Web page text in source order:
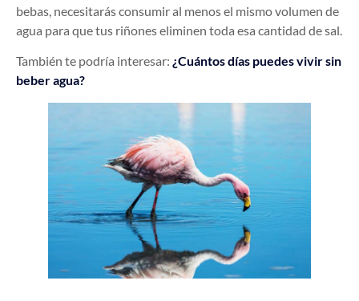
bebas, necesitarás consumir al menos el mismo volumen de
agua para que tus riñones eliminen toda esa cantidad de sal.
También te podría interesar: ¿Cuántos días puedes vivir sin
beber agua?